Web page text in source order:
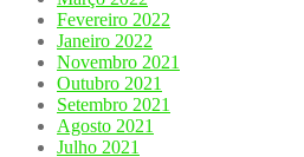
Fevereiro 2022
Janeiro 2022
Novembro 2021
Outubro 2021
Setembro 2021
Agosto 2021
Julho 2021